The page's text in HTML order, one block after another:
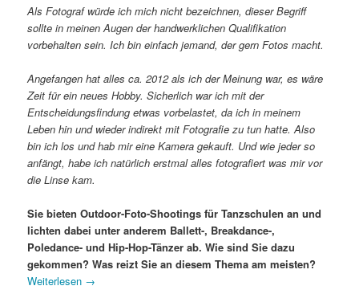
Als Fotograf würde ich mich nicht bezeichnen, dieser Begriff
sollte in meinen Augen der handwerklichen Qualifikation
vorbehalten sein. Ich bin einfach jemand, der gern Fotos macht.
Angefangen hat alles ca. 2012 als ich der Meinung war, es wäre
Zeit für ein neues Hobby. Sicherlich war ich mit der
Entscheidungsfindung etwas vorbelastet, da ich in meinem
Leben hin und wieder indirekt mit Fotografie zu tun hatte. Also
bin ich los und hab mir eine Kamera gekauft. Und wie jeder so
anfängt, habe ich natürlich erstmal alles fotografiert was mir vor
die Linse kam.
Sie bieten Outdoor-Foto-Shootings für Tanzschulen an und
lichten dabei unter anderem Ballett-, Breakdance-,
Poledance- und Hip-Hop-Tänzer ab. Wie sind Sie dazu
gekommen? Was reizt Sie an diesem Thema am meisten?
Weiterlesen →